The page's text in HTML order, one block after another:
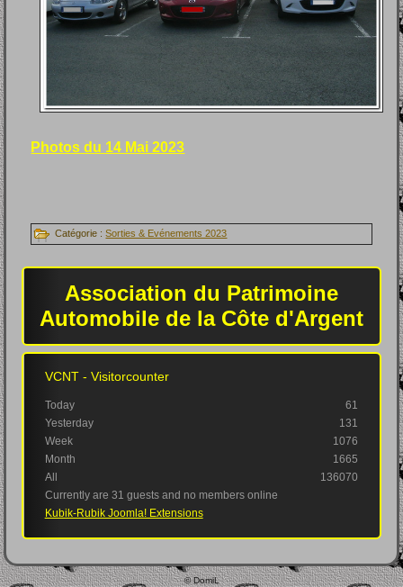
Photos du 14 Mai 2023
Catégorie :Sorties & Evénements 2023
Association du Patrimoine
Automobile de la Côte d'Argent
VCNT - Visitorcounter
Today
61
Yesterday
131
Week
1076
Month
1665
All
136070
Currently are 31 guests and no members online
Kubik-Rubik Joomla! Extensions
© DomiL